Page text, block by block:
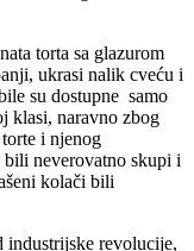
torta sa glazurom
ukrasi nalik cveću i
su dostupne samo
klasi, naravno zbog
i njenog
bili neverovatno skupi i
kolači bili
industrijske revolucije,